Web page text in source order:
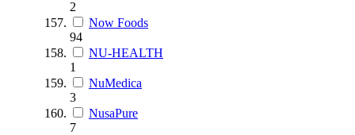
2
Now Foods
94
NU-HEALTH
1
NuMedica
3
NusaPure
7